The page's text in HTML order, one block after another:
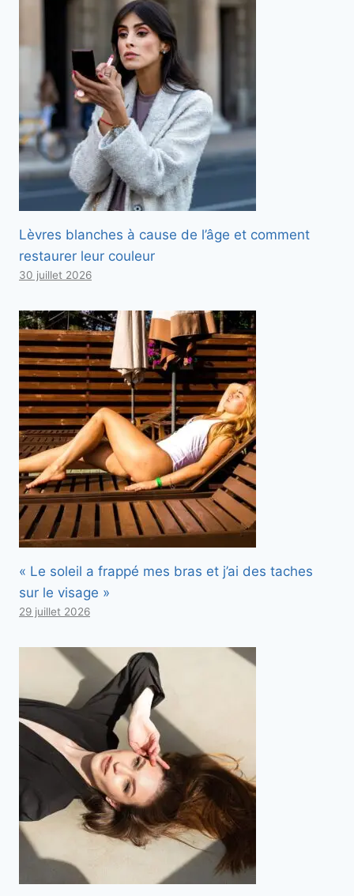
Lèvres blanches à cause de l’âge et comment
restaurer leur couleur
30 juillet 2026
« Le soleil a frappé mes bras et j’ai des taches
sur le visage »
29 juillet 2026